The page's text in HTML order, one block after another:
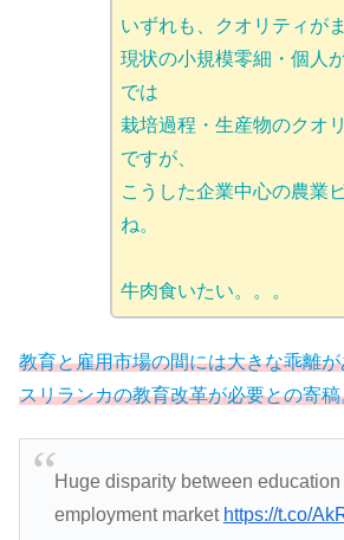
いずれも、クオリティが
現状の小規模零細・個人
では
栽培過程・生産物のクオ
ですが、
こうした企業中心の農業
ね。
牛肉食いたい。。。
教育と雇用市場の間には大きな乖離
スリランカの教育改革が必要との寄稿
Huge disparity between education
employment market https://t.co/